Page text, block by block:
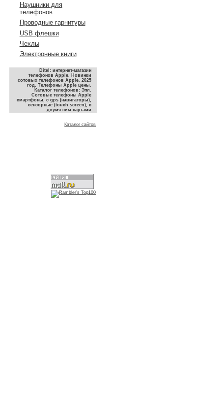
Наушники для
телефонов
Проводные гарнитуры
USB флешки
Чехлы
Электронные книги
Ditel: интернет-магазин
телефонов Apple. Новинки
сотовых телефонов Apple. 2025
год. Телефоны Apple цены.
Каталог телефонов: Эпл.
Сотовые телефоны Apple
смартфоны, с gps (навигаторы),
сенсорные (touch screen), с
двумя сим картами
Каталог сайтов